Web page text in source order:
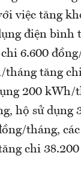
việc tăng
điện bình
6.600
tháng tăng
200 kWh/
hộ sử dụng
tháng,
chi